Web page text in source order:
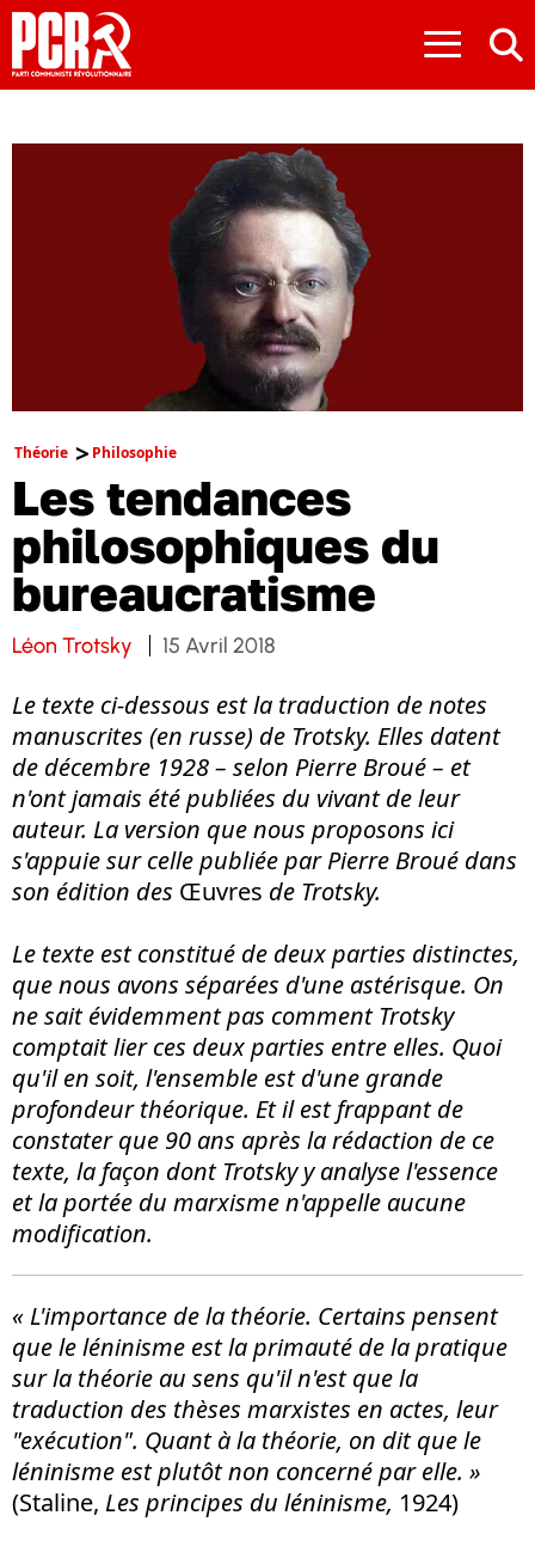
≡
Théorie Philosophie
Les tendances
philosophiques du
bureaucratisme
Léon Trotsky 15 Avril 2018
Le texte ci-dessous est la traduction de notes
manuscrites (en russe) de Trotsky. Elles datent
de décembre 1928 – selon Pierre Broué – et
n'ont jamais été publiées du vivant de leur
auteur. La version que nous proposons ici
s'appuie sur celle publiée par Pierre Broué dans
son édition des Œuvres de Trotsky.
Le texte est constitué de deux parties distinctes,
que nous avons séparées d'une astérisque. On
ne sait évidemment pas comment Trotsky
comptait lier ces deux parties entre elles. Quoi
qu'il en soit, l'ensemble est d'une grande
profondeur théorique. Et il est frappant de
constater que 90 ans après la rédaction de ce
texte, la façon dont Trotsky y analyse l'essence
et la portée du marxisme n'appelle aucune
modification.
« L'importance de la théorie. Certains pensent
que le léninisme est la primauté de la pratique
sur la théorie au sens qu'il n'est que la
traduction des thèses marxistes en actes, leur
"exécution". Quant à la théorie, on dit que le
léninisme est plutôt non concerné par elle. »
(Staline, Les principes du léninisme, 1924)